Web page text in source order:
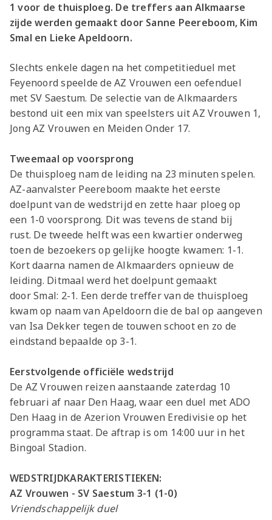
1 voor de thuisploeg. De treffers aan Alkmaarse
zijde werden gemaakt door Sanne Peereboom, Kim
Smal en Lieke Apeldoorn.
Slechts enkele dagen na het competitieduel met
Feyenoord speelde de AZ Vrouwen een oefenduel
met SV Saestum. De selectie van de Alkmaarders
bestond uit een mix van speelsters uit AZ Vrouwen 1,
Jong AZ Vrouwen en Meiden Onder 17.
Tweemaal op voorsprong
De thuisploeg nam de leiding na 23 minuten spelen.
AZ-aanvalster Peereboom maakte het eerste
doelpunt van de wedstrijd en zette haar ploeg op
een 1-0 voorsprong. Dit was tevens de stand bij
rust. De tweede helft was een kwartier onderweg
toen de bezoekers op gelijke hoogte kwamen: 1-1.
Kort daarna namen de Alkmaarders opnieuw de
leiding. Ditmaal werd het doelpunt gemaakt
door Smal: 2-1. Een derde treffer van de thuisploeg
kwam op naam van Apeldoorn die de bal op aangeven
van Isa Dekker tegen de touwen schoot en zo de
eindstand bepaalde op 3-1.
Eerstvolgende officiële wedstrijd
De AZ Vrouwen reizen aanstaande zaterdag 10
februari af naar Den Haag, waar een duel met ADO
Den Haag in de Azerion Vrouwen Eredivisie op het
programma staat. De aftrap is om 14:00 uur in het
Bingoal Stadion.
WEDSTRIJDKARAKTERISTIEKEN:
AZ Vrouwen - SV Saestum 3-1 (1-0)
Vriendschappelijk duel